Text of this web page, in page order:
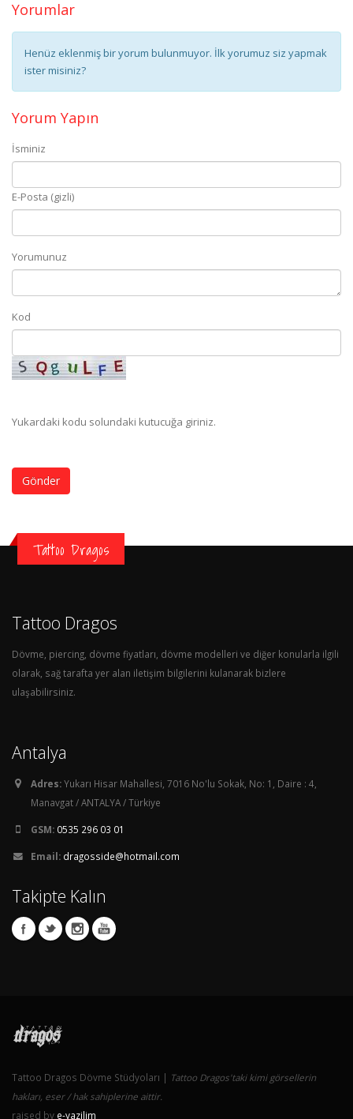
Yorumlar
Henüz eklenmiş bir yorum bulunmuyor. İlk yorumuz siz yapmak
ister misiniz?
Yorum Yapın
İsminiz
E-Posta (gizli)
Yorumunuz
Kod
Yukardaki kodu solundaki kutucuğa giriniz.
Gönder
Tattoo Dragos
Tattoo Dragos
Dövme, piercing, dövme fiyatları, dövme modelleri ve diğer konularla ilgili
olarak, sağ tarafta yer alan iletişim bilgilerini kulanarak bizlere
ulaşabilirsiniz.
Antalya
Adres:Yukarı Hisar Mahallesi, 7016 No'lu Sokak, No: 1, Daire : 4,
Manavgat / ANTALYA / Türkiye
GSM: 0535 296 03 01
Email: dragosside@hotmail.com
Takipte Kalın
Tattoo Dragos Dövme Stüdyoları | Tattoo Dragos'taki kimi görsellerin
hakları, eser / hak sahiplerine aittir.
raised by e-yazilim